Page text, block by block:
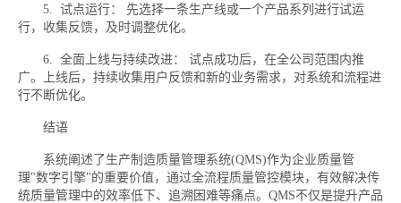
5. 试点运行： 先选择一条生产线或一个产品系列进行试运
行，收集反馈，及时调整优化。
6. 全面上线与持续改进： 试点成功后，在全公司范围内推
广。上线后，持续收集用户反馈和新的业务需求，对系统和流程进
行不断优化。
结语
系统阐述了生产制造质量管理系统(QMS)作为企业质量管
理"数字引擎"的重要价值，通过全流程质量管控模块，有效解决传
统质量管理中的效率低下、追溯困难等痛点。QMS不仅是提升产品